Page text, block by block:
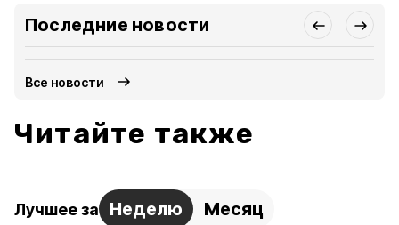
Последние новости
Все новости
Читайте также
Лучшее за Неделю Месяц